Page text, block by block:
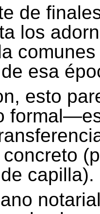
de
los
esa
esto
capilla).